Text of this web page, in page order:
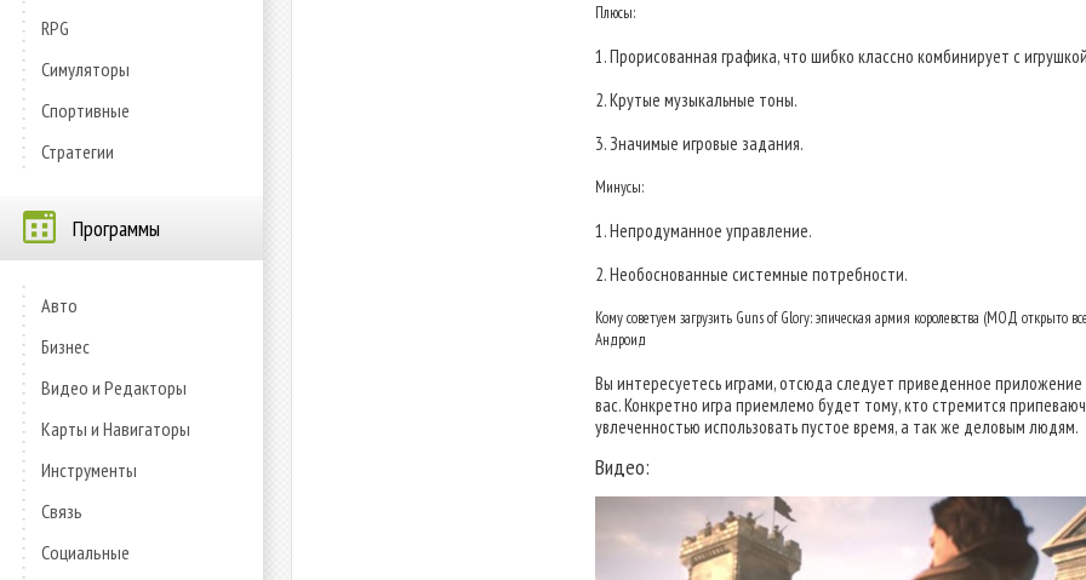
RPG
Симуляторы
Спортивные
Стратегии
Программы
Авто
Бизнес
Видео и Редакторы
Карты и Навигаторы
Инструменты
Связь
Социальные
Плюсы:
1. Прорисованная графика, что шибко классно комбинирует с
2. Крутые музыкальные тоны.
3. Значимые игровые задания.
Минусы:
1. Непродуманное управление.
2. Необоснованные системные потребности.
Кому советуем загрузить Guns of Glory: эпическая армия королевства (МОД открыто
Андроид
Вы интересуетесь играми, отсюда следует приведенное приложение
вас. Конкретно игра приемлемо будет тому, кто стремится
увлеченностью использовать пустое время, а так же деловым людям.
Видео: